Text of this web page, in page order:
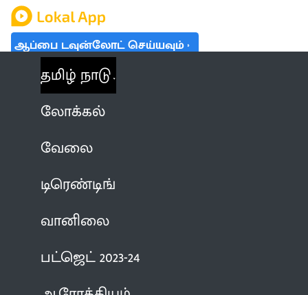
ஆப்பை டவுன்லோட் செய்யவும்
தமிழ் நாடு
லோக்கல்
வேலை
டிரெண்டிங்
வானிலை
பட்ஜெட் 2023-24